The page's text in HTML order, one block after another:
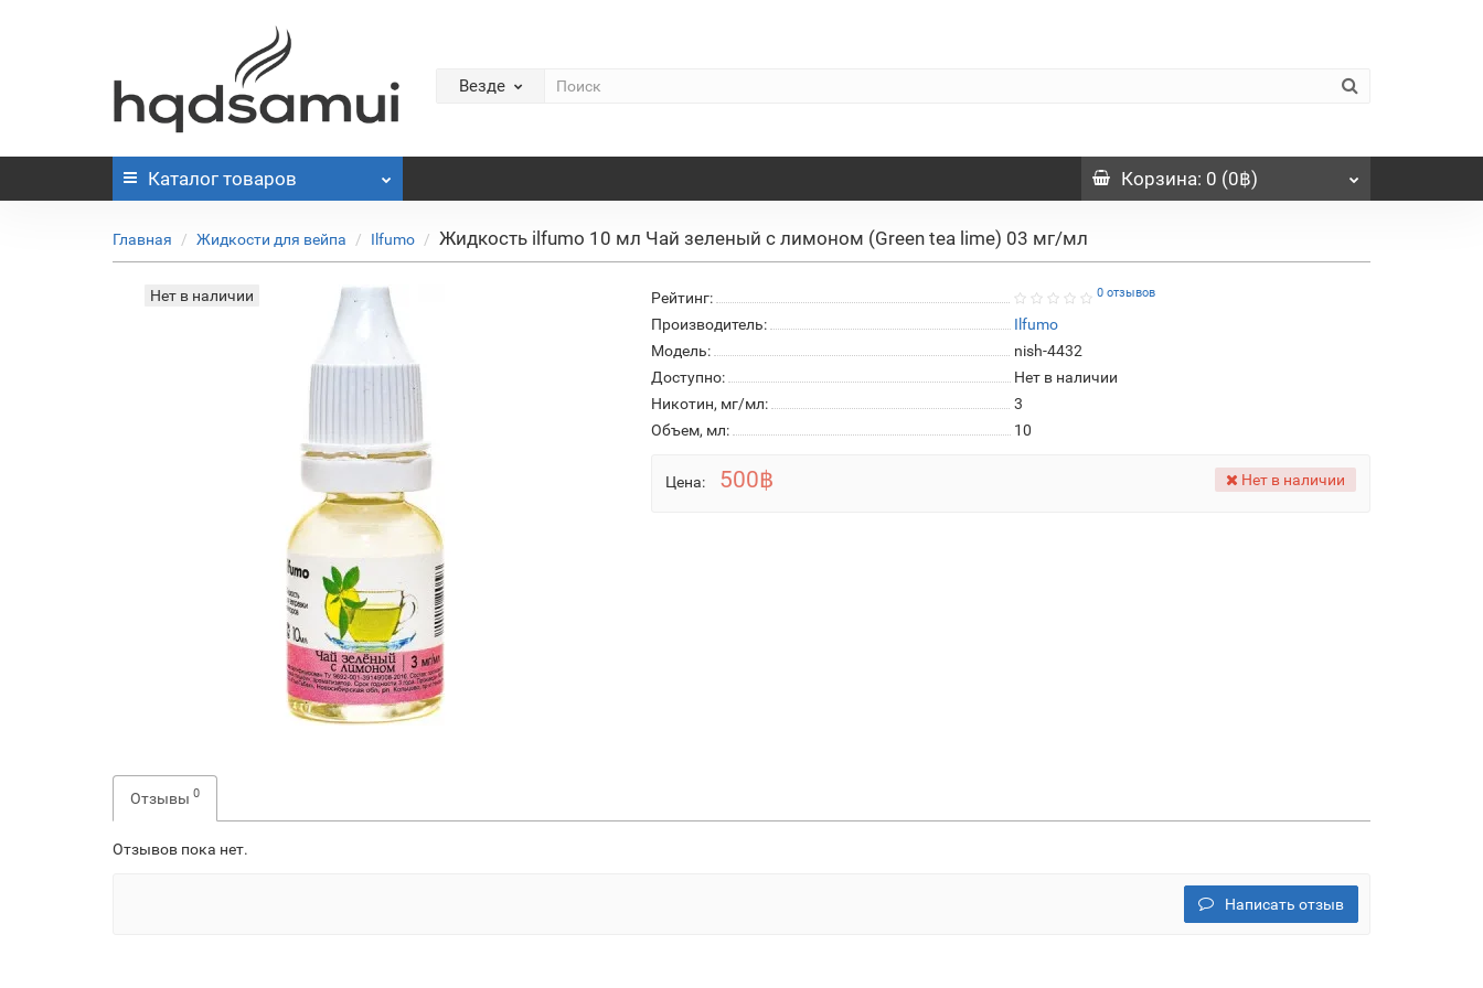
Везде
Каталог товаров Корзина: 0 (0฿)
Главная Жидкости для вейпа Ilfumo Жидкость ilfumo 10 мл Чай зеленый с лимоном (Green tea lime) 03 мг/мл
Нет в наличии Рейтинг: 0 отзывов
Производитель:
Ilfumo
Модель:
nish-4432
Доступно:
Нет в наличии
Никотин, мг/мл:
3
Объем, мл:
10
Цена: 500฿ Нет в наличии
Отзывы 0
Отзывов пока нет.
Написать отзыв